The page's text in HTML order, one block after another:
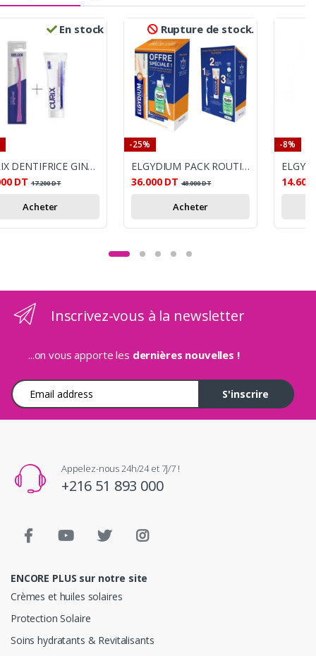
En stock
CURIX DENTIFRICE GINGIVAL 75ML + BROSSE A DENTS
DT 17.200DT
Acheter
Rupture de stock.
-25%
ELGYDIUM PACK ROUTINE PROTECTION CARIES
36.000 DT 48.000DT
Acheter
-8%
14.600
Inscrivez-vous à la newsletter
...on vous apporte les dernières nouvelles !
Adresse e-mail
S'inscrire
Appelez-nous 24h/24 et 7j/7 !
+216 51 893 000
ENCORE PLUS sur notre site
Crèmes et huiles solaires
Protection Solaire
Soins hydratants & Revitalisants